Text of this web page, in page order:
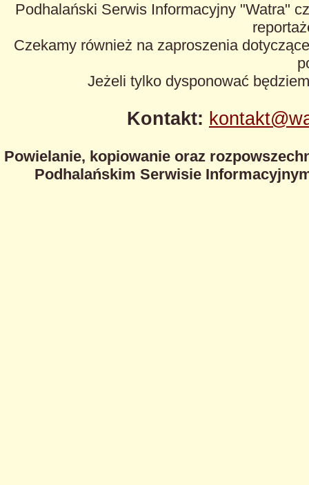
Podhalański Serwis Informacyjny "Watra"
Czekamy również na zaproszenia
Jeżeli tylko dysponować
Kontakt:
Powielanie, kopiowanie oraz
Podhalańskim Serwisie